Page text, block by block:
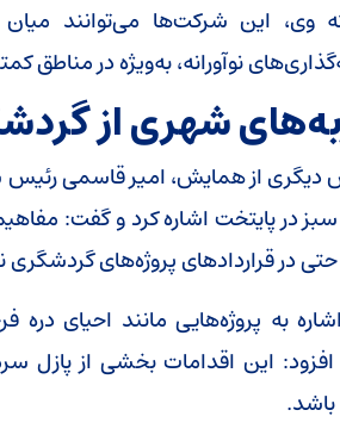
وی، این شرکت‌ها می‌توانند
نوآورانه، به‌ویژه در مناطق
شهری از
از همایش، امیر قاسمی رئیس
سبز در پایتخت اشاره کرد و گفت:
در قراردادهای پروژه‌های
به پروژه‌هایی مانند احیای
این اقدامات بخشی از پازل